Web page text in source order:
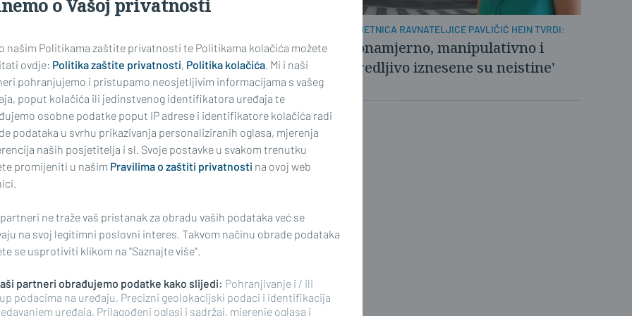
mi tražimo
ODVJETNICA RAVNATELJICE PAVLIČIĆ HEIN TVRDI:
'Zlonamjerno, manipulativno i
uvredljivo iznesene su neistine'
o Vašoj privatnosti
našim Politikama zaštite privatnosti te Politikama kolačića možete
ovdje: Politika zaštite privatnosti, Politika kolačića . Mi i naši
pohranjujemo i pristupamo neosjetljivim informacijama s vašeg
poput kolačića ili jedinstvenog identifikatora uređaja te
osobne podatke poput IP adrese i identifikatore kolačića radi
podataka u svrhu prikazivanja personaliziranih oglasa, mjerenja
naših posjetitelja i sl. Svoje postavke u svakom trenutku
promijeniti u našim Pravilima o zaštiti privatnosti na ovoj web
ne traže vaš pristanak za obradu vaših podataka već se
na svoj legitimni poslovni interes. Takvom načinu obrade podataka
se usprotiviti klikom na "Saznajte više".
partneri obrađujemo podatke kako slijedi: Pohranjivanje i / ili
podacima na uređaju, Precizni geolokacijski podaci i identifikacija
uređaja, Prilagođeni oglasi i sadržaj, mjerenje oglasa i